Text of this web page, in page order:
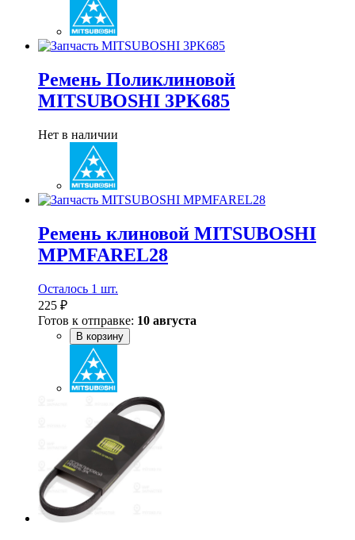
Ремень Поликлиновой
MITSUBOSHI 3PK685
Нет в наличии
Ремень клиновой MITSUBOSHI
MPMFAREL28
Осталось 1 шт.
225 ₽
Готов к отправке: 10 августа
В корзину